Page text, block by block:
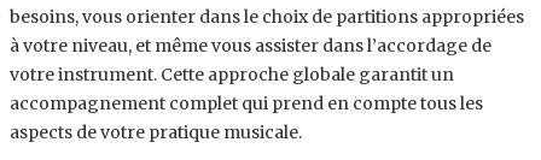
besoins, vous orienter dans le choix de partitions appropriées
à votre niveau, et même vous assister dans l’accordage de
votre instrument. Cette approche globale garantit un
accompagnement complet qui prend en compte tous les
aspects de votre pratique musicale.